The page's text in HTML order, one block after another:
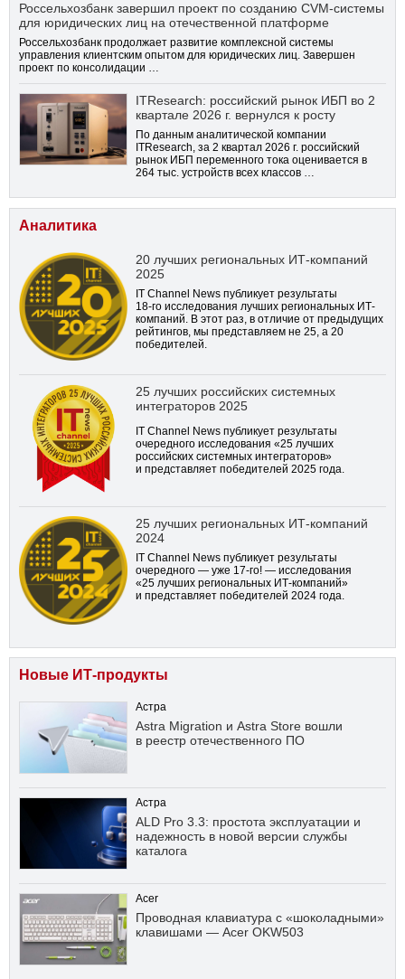
Россельхозбанк завершил проект по созданию CVM-системы
для юридических лиц на отечественной платформе
Россельхозбанк продолжает развитие комплексной системы
управления клиентским опытом для юридических лиц. Завершен
проект по консолидации …
ITResearch: российский рынок ИБП во 2
квартале 2026 г. вернулся к росту
По данным аналитической компании
ITResearch, за 2 квартал 2026 г. российский
рынок ИБП переменного тока оценивается в
264 тыс. устройств всех классов …
Аналитика
20 лучших региональных ИТ-компаний
2025
IT Channel News публикует результаты
18-го исследования лучших региональных ИТ-
компаний. В этот раз, в отличие от предыдущих
рейтингов, мы представляем не 25, а 20
победителей.
25 лучших российских системных
интеграторов 2025
IT Channel News публикует результаты
очередного исследования «25 лучших
российских системных интеграторов»
и представляет победителей 2025 года.
25 лучших региональных ИТ-компаний
2024
IT Channel News публикует результаты
очередного — уже 17-го! — исследования
«25 лучших региональных ИТ-компаний»
и представляет победителей 2024 года.
Новые ИТ-продукты
Астра
Astra Migration и Astra Store вошли
в реестр отечественного ПО
Астра
ALD Pro 3.3: простота эксплуатации и
надежность в новой версии службы
каталога
Acer
Проводная клавиатура с «шоколадными»
клавишами — Acer OKW503